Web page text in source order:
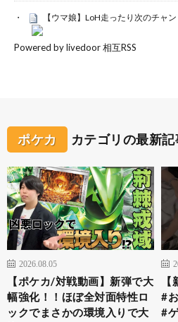
【ウマ娘】LoH走ったり次のチャ
Powered by livedoor 相互RSS
ポケカ カテゴリの最新記
2026.08.05
【ポケカ/対戦動画】新弾で大
幅強化！！ほぼ全対面特性ロ
ックでまさかの環境入りで大
#
#